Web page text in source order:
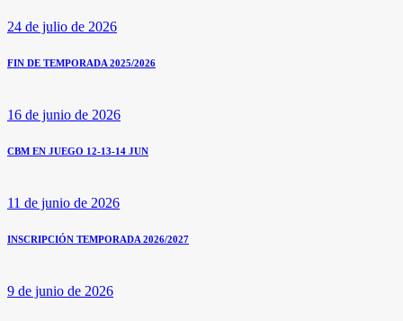
24 de julio de 2026
FIN DE TEMPORADA 2025/2026
16 de junio de 2026
CBM EN JUEGO 12-13-14 JUN
11 de junio de 2026
INSCRIPCIÓN TEMPORADA 2026/2027
9 de junio de 2026